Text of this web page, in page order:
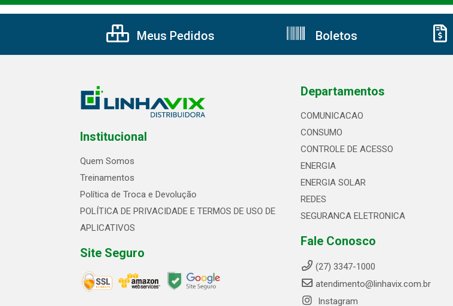
Meus Pedidos Boletos
Institucional
Quem Somos
Treinamentos
Política de Troca e Devolução
POLÍTICA DE PRIVACIDADE E TERMOS DE USO DE
APLICATIVOS
Site Seguro
Departamentos
COMUNICACAO
CONSUMO
CONTROLE DE ACESSO
ENERGIA
ENERGIA SOLAR
REDES
SEGURANCA ELETRONICA
Fale Conosco
(27) 3347-1000
atendimento@linhavix.com.br
Instagram